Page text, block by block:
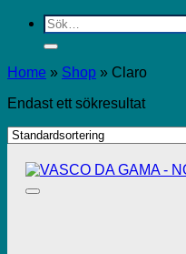
Sök
efter:
Home » Shop » Claro
Endast ett sökresultat